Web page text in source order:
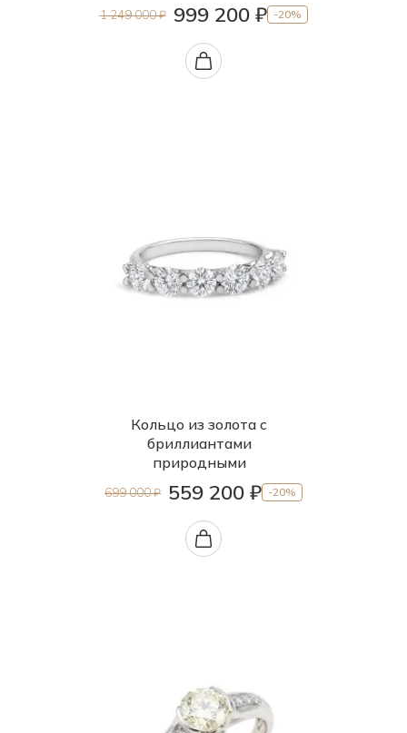
1 249 000 ₽ 999 200 ₽ -20%
Кольцо из золота с
бриллиантами
природными
699 000 ₽ 559 200 ₽ -20%